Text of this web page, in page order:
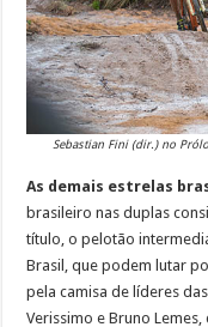
Sebastian Fini (dir.) no
As demais estrelas
brasileiro nas duplas
título, o pelotão
Brasil, que podem lutar
pela camisa de líderes
Verissimo e Bruno